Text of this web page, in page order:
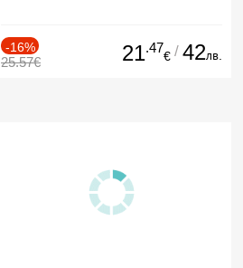
-16%
25.57€ 21.47
€ / 42лв.